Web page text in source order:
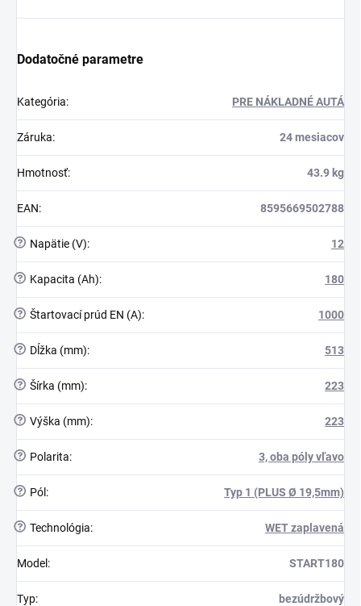
Dodatočné parametre
Kategória: PRE NÁKLADNÉ AUTÁ
Záruka: 24 mesiacov
Hmotnosť: 43.9 kg
EAN: 8595669502788
? Napätie (V): 12
? Kapacita (Ah): 180
? Štartovací prúd EN (A): 1000
? Dĺžka (mm): 513
? Šírka (mm): 223
? Výška (mm): 223
? Polarita: 3, oba póly vľavo
? Pól: Typ 1 (PLUS Ø 19,5mm)
? Technológia: WET zaplavená
Model: START180
Typ: bezúdržbový